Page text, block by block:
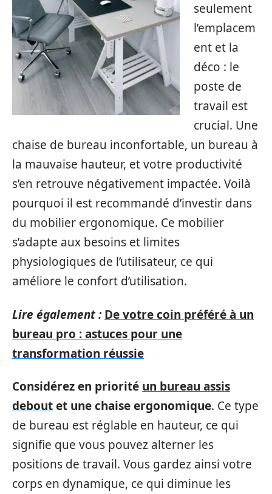
seulement
l’emplacem
ent et la
déco : le
poste de
travail est
crucial. Une
chaise de bureau inconfortable, un bureau à
la mauvaise hauteur, et votre productivité
s’en retrouve négativement impactée. Voilà
pourquoi il est recommandé d’investir dans
du mobilier ergonomique. Ce mobilier
s’adapte aux besoins et limites
physiologiques de l’utilisateur, ce qui
améliore le confort d’utilisation.
Lire également : De votre coin préféré à un
bureau pro : astuces pour une
transformation réussie
Considérez en priorité un bureau assis
deboutet une chaise ergonomique. Ce type
de bureau est réglable en hauteur, ce qui
signifie que vous pouvez alterner les
positions de travail. Vous gardez ainsi votre
corps en dynamique, ce qui diminue les